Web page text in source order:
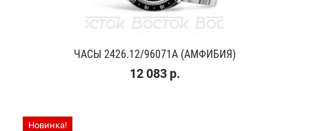
ЧАСЫ 2426.12/96071A (АМФИБИЯ)
12 083 р.
Новинка!